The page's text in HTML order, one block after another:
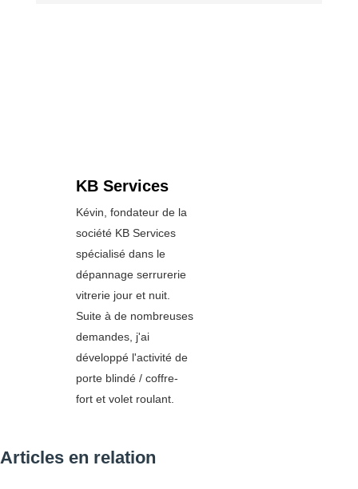
KB Services
Kévin, fondateur de la
société KB Services
spécialisé dans le
dépannage serrurerie
vitrerie jour et nuit.
Suite à de nombreuses
demandes, j'ai
développé l'activité de
porte blindé / coffre-
fort et volet roulant.
Articles en relation